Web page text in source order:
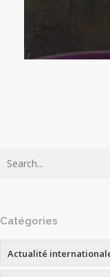
Catégories
Actualité